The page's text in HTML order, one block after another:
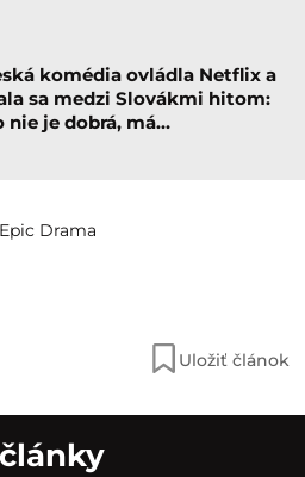
komédia ovládla Netflix a
sa medzi Slovákmi hitom:
nie je dobrá, má…
Drama
Uložiť článok